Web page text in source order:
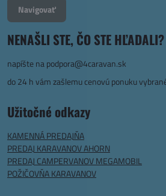
Navigovať
NENAŠLI STE, ČO STE HĽADALI?
napíšte napodpora@4caravan.sk
do 24 h vám zašlemu cenovú ponuku
Užitočné odkazy
KAMENNÁ PREDAJŇA
PREDAJ KARAVANOV AHORN
PREDAJ CAMPERVANOV MEGAMOBIL
POŽIČOVŇA KARAVANOV